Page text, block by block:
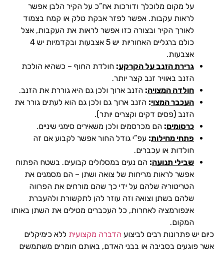
על מקום מלוכלך ודורכות אח”כ על הקיר הלבן אפשר
לראות עקבות. אפשר לפזר אבקת טלק או קמח בצמוד
לאורך הקיר ובצורה כזו אפשר לראות את העקבות, אצל
כולם ברגליים האחוריות יש 5 אצבעות ובקדמיות יש 4
אצבעות.
גרירת הזנב על הקרקע: חולדת החוף – כשהיא הולכת
הזנב באוויר זנב קצר יותר.
חולדה המצויה: הזנב ארוך ולכן גם היא גוררת את הזנב.
העכבר המצוי: הזנב ארוך גם ולכן גם הוא לעתים גורר את
הזנב (פסים דקים וקצרים יותר).
כרסומים: הם מכרסמים ולכן משאירים סימני שיניים.
פתחי מחילות: עפ”י גודל החור אפשר לקבוע אם זה
חולדות או עכברים.
שבילי תנועה: הם נעים במסלולים קבועים. בשטח הפתוח
אפשר לראות מריחות של צואה ושתן – הם מסמנים את
הטריטוריה שלהם על ידי כך שהם מורחים את הפרווה
שלהם בשתן וצואה וזה עוזר להן לתקשורת ולהעברת
אינפורמציה לאחרות, כל העכברים מטילים את השתן באותו
המקום.
כיום יש פתרונות רבים לביצוע הדברה מקצועית ללא כימיקלים
אשר פוגעים בסביבה או בבני האדם, באותם חומרים משתמשים